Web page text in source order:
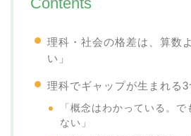
理科・社会の格差は、算数
い」
理科でギャップが生まれる3
「概念はわかっている。
ない」